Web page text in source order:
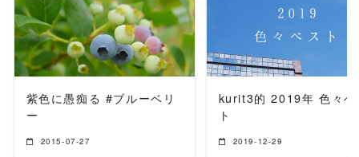
READ MORE
紫色に愚痴る #ブルーベリ
ー
2015-07-27
kurit3的 2019年 色々ベ
ト
2019-12-29